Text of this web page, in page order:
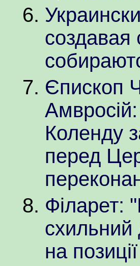
создавая
Єпископ
Коленду
перед
Філарет:
схильний
на